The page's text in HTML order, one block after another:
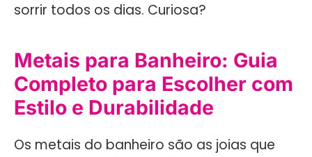
sorrir todos os dias. Curiosa?
Metais para Banheiro: Guia
Completo para Escolher com
Estilo e Durabilidade
Os metais do banheiro são as joias que